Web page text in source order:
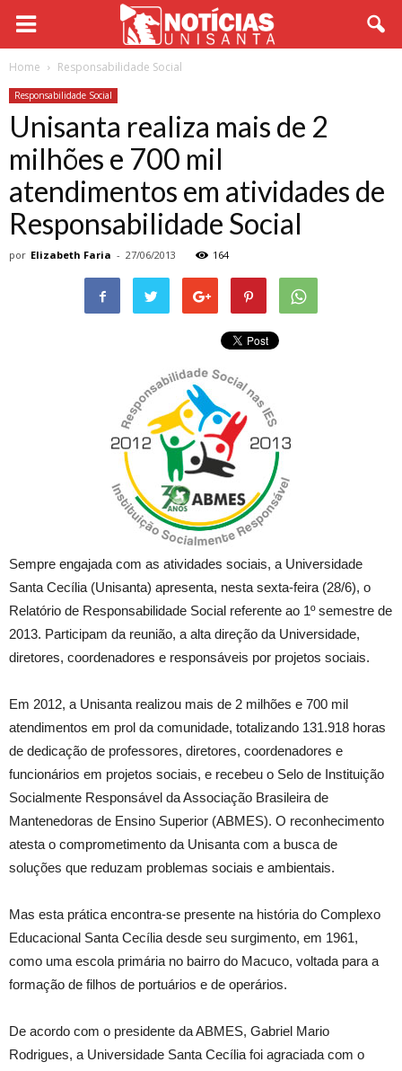
Home Responsabilidade Social
Responsabilidade Social
Unisanta realiza mais de 2
milhões e 700 mil
atendimentos em atividades de
Responsabilidade Social
por Elizabeth Faria - 27/06/2013 164
Sempre engajada com as atividades sociais, a Universidade
Santa Cecília (Unisanta) apresenta, nesta sexta-feira (28/6), o
Relatório de Responsabilidade Social referente ao 1º semestre de
2013. Participam da reunião, a alta direção da Universidade,
diretores, coordenadores e responsáveis por projetos sociais.
Em 2012, a Unisanta realizou mais de 2 milhões e 700 mil
atendimentos em prol da comunidade, totalizando 131.918 horas
de dedicação de professores, diretores, coordenadores e
funcionários em projetos sociais, e recebeu o Selo de Instituição
Socialmente Responsável da Associação Brasileira de
Mantenedoras de Ensino Superior (ABMES). O reconhecimento
atesta o comprometimento da Unisanta com a busca de
soluções que reduzam problemas sociais e ambientais.
Mas esta prática encontra-se presente na história do Complexo
Educacional Santa Cecília desde seu surgimento, em 1961,
como uma escola primária no bairro do Macuco, voltada para a
formação de filhos de portuários e de operários.
De acordo com o presidente da ABMES, Gabriel Mario
Rodrigues, a Universidade Santa Cecília foi agraciada com o